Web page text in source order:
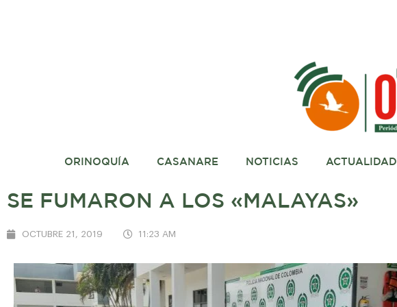
ORINOQUÍA CASANARE NOTICIAS ACTUALIDAD
SE FUMARON A LOS «MALAYAS»
OCTUBRE 21, 2019 11:23 AM